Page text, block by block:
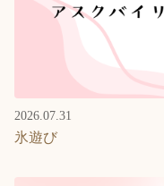
2026.07.31
氷遊び